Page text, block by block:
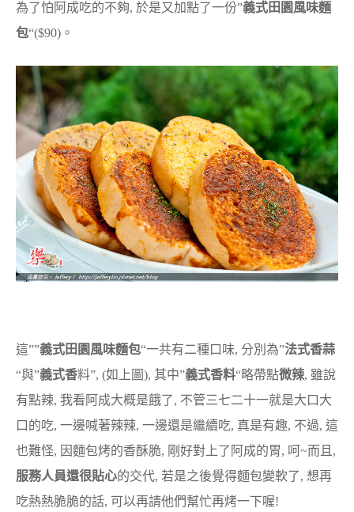
為了怕阿成吃的不夠, 於是又加點了一份”義式田園風味麵
包“($90)。
這””義式田園風味麵包“一共有二種口味, 分別為”法式香蒜
“與”義式香料”, (如上圖), 其中”義式香料“略帶點微辣, 雖說
有點辣, 我看阿成大概是餓了, 不管三七二十一就是大口大
口的吃, 一邊喊著辣辣, 一邊還是繼續吃, 真是有趣, 不過, 這
也難怪, 因麵包烤的香酥脆, 剛好對上了阿成的胃, 呵~而且,
服務人員還很貼心的交代, 若是之後覺得麵包變軟了, 想再
吃熱熱脆脆的話, 可以再請他們幫忙再烤一下喔!